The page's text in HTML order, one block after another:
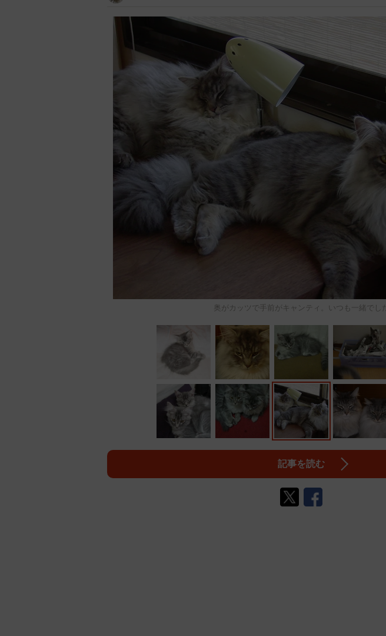
奥がカッツで手前がキャンティ。いつも一緒でした
記事を読む